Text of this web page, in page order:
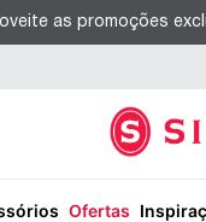
as promoções
Ofertas